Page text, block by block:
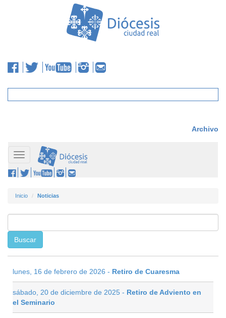
Archivo
Toggle
navigation
Inicio Noticias
lunes, 16 de febrero de 2026 - Retiro de Cuaresma
sábado, 20 de diciembre de 2025 - Retiro de Adviento en
el Seminario